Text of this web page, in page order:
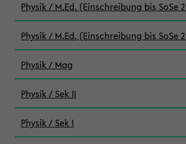
Physik / M.Ed. (Einschreibung bis SoSe
Physik / M.Ed. (Einschreibung bis SoSe
Physik / Mag
Physik / Sek II
Physik / Sek I